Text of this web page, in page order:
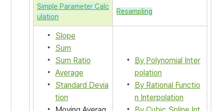
Simple Parameter Calc
ulation
Resampling
Slope
Sum
Sum Ratio
Average
Standard Devia
tion
By Polynomial Inter
polation
By Rational Functio
n Interpolation